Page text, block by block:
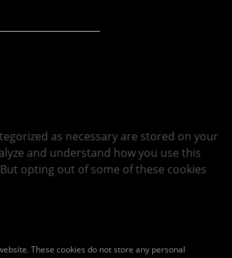
as necessary are stored on your
and understand how you use this
opting out of some of these cookies
These cookies do not store any personal